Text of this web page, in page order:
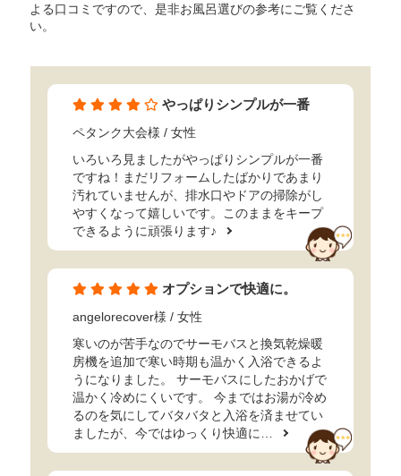
よる口コミですので、是非お風呂選びの参考にご覧くださ
い。
やっぱりシンプルが一番
ペタンク大会様 / 女性
いろいろ見ましたがやっぱりシンプルが一番
ですね！まだリフォームしたばかりであまり
汚れていませんが、排水口やドアの掃除がし
やすくなって嬉しいです。このままをキープ
できるように頑張ります♪
オプションで快適に。
angelorecover様 / 女性
寒いのが苦手なのでサーモバスと換気乾燥暖
房機を追加で寒い時期も温かく入浴できるよ
うになりました。 サーモバスにしたおかげで
温かく冷めにくいです。 今まではお湯が冷め
るのを気にしてバタバタと入浴を済ませてい
ましたが、今ではゆっくり快適に…